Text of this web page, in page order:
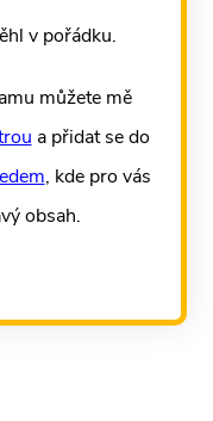
v pořádku.
můžete mě
a přidat se do
, kde pro vás
obsah.